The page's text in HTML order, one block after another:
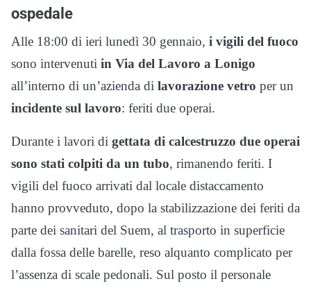
ospedale
Alle 18:00 di ieri lunedì 30 gennaio, i vigili del fuoco
sono intervenuti in Via del Lavoro a Lonigo
all’interno di un’azienda di lavorazione vetro per un
incidente sul lavoro: feriti due operai.
Durante i lavori di gettata di calcestruzzo due operai
sono stati colpiti da un tubo, rimanendo feriti. I
vigili del fuoco arrivati dal locale distaccamento
hanno provveduto, dopo la stabilizzazione dei feriti da
parte dei sanitari del Suem, al trasporto in superficie
dalla fossa delle barelle, reso alquanto complicato per
l’assenza di scale pedonali. Sul posto il personale